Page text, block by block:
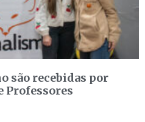
são recebidas por
Professores